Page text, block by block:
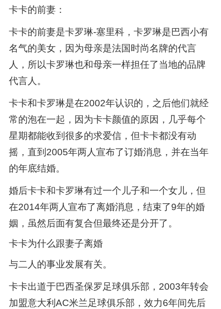
卡卡的前妻：
卡卡的前妻是卡罗琳-塞里科，卡罗琳是巴西小有
名气的美女，因为母亲是法国时尚名牌的代言
人，所以卡罗琳也和母亲一样担任了当地的品牌
代言人。
卡卡和卡罗琳是在2002年认识的，之后他们就经
常的泡在一起，因为卡卡颜值的原因，几乎每个
星期都能收到很多的求爱信，但卡卡都没有动
摇，直到2005年两人宣布了订婚消息，并在当年
的年底结婚。
婚后卡卡和卡罗琳有过一个儿子和一个女儿，但
在2014年两人宣布了离婚消息，结束了9年的婚
姻，虽然后面有复合但最终还是分开了。
卡卡为什么跟妻子离婚
与二人的事业发展有关。
卡卡出道于巴西圣保罗足球俱乐部，2003年转会
加盟意大利AC米兰足球俱乐部，效力6年间先后